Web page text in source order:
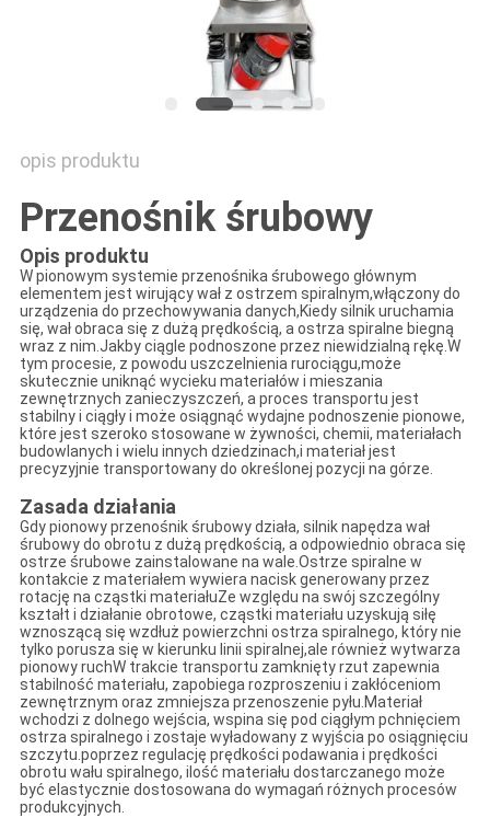
PRYWATNOŚCI
opis produktu
Przenośnik śrubowy
Opis produktu
W pionowym systemie przenośnika śrubowego głównym
elementem jest wirujący wał z ostrzem spiralnym,włączony do
urządzenia do przechowywania danych,Kiedy silnik uruchamia
się, wał obraca się z dużą prędkością, a ostrza spiralne biegną
wraz z nim.Jakby ciągle podnoszone przez niewidzialną rękę.W
tym procesie, z powodu uszczelnienia rurociągu,może
skutecznie uniknąć wycieku materiałów i mieszania
zewnętrznych zanieczyszczeń, a proces transportu jest
stabilny i ciągły i może osiągnąć wydajne podnoszenie pionowe,
które jest szeroko stosowane w żywności, chemii, materiałach
budowlanych i wielu innych dziedzinach,i materiał jest
precyzyjnie transportowany do określonej pozycji na górze.
Zasada działania
Gdy pionowy przenośnik śrubowy działa, silnik napędza wał
śrubowy do obrotu z dużą prędkością, a odpowiednio obraca się
ostrze śrubowe zainstalowane na wale.Ostrze spiralne w
kontakcie z materiałem wywiera nacisk generowany przez
rotację na cząstki materiałuZe względu na swój szczególny
kształt i działanie obrotowe, cząstki materiału uzyskują siłę
wznoszącą się wzdłuż powierzchni ostrza spiralnego, który nie
tylko porusza się w kierunku linii spiralnej,ale również wytwarza
pionowy ruchW trakcie transportu zamknięty rzut zapewnia
stabilność materiału, zapobiega rozproszeniu i zakłóceniom
zewnętrznym oraz zmniejsza przenoszenie pyłu.Materiał
wchodzi z dolnego wejścia, wspina się pod ciągłym pchnięciem
ostrza spiralnego i zostaje wyładowany z wyjścia po osiągnięciu
szczytu.poprzez regulację prędkości podawania i prędkości
obrotu wału spiralnego, ilość materiału dostarczanego może
być elastycznie dostosowana do wymagań różnych procesów
produkcyjnych.